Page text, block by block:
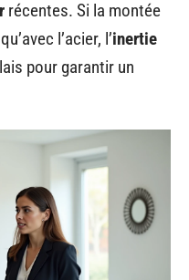
récentes. Si la montée
l’acier, l’inertie
pour garantir un